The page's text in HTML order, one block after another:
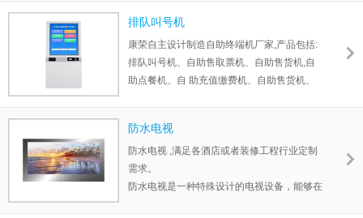
康荣电子是自主设计制造自助终端机的设备服
务商。
排队叫号机
康荣自主设计制造自助终端机厂家,产品包括:
排队叫号机、自助售取票机、自助售货机,自
助点餐机、自 助充值缴费机、自助售货机、
排队叫号机通常在需要管理大量客户流量的地
方使用，如餐馆、医院和银行等。用户从机器
上取号，然后等待他们的号码被叫到。
防水电视
防水电视 ,满足各酒店或者装修工程行业定制
需求。
防水电视是一种特殊设计的电视设备，能够在